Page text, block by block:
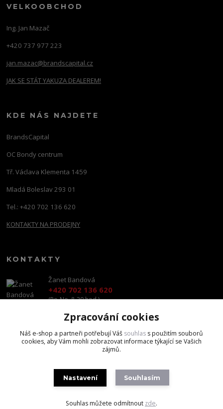
VELKOOBCHOD
Ing. Jan Mazač
+420 737 977 223
jan.mazac@brandscapital.cz
JAK SE STÁT YAKUZA DEALEREM!
KDE NÁS NAJDETE
BrandsCapital
OC Bondy centrum
Tř. Václava Klementa 1459
Mladá Boleslav 293 01
Tel.: +420 702 136 620
KONTAKTY NA PRODEJNY
KONTAKTY
Žanet Bandová
+420 702 136 620
(Po-Ne, 8-20 hod.)
shop@brandscapital.cz
Zpracování cookies
Náš e-shop a partneři potřebují Váš souhlas s použitím souborů
cookies, aby Vám mohli zobrazovat informace týkající se Vašich
zájmů.
Nastavení Souhlasím
Souhlas můžete odmítnout zde.